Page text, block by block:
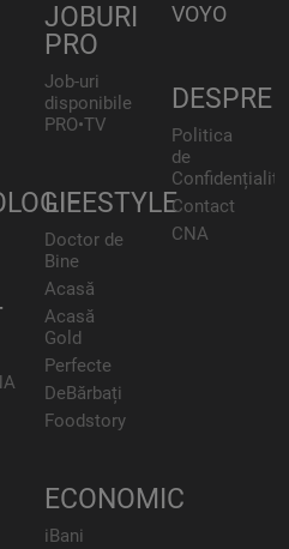
JOBURI
PRO
Job-uri
disponibile
PRO•TV
LIFESTYLE
Doctor de
Bine
Acasă
Acasă
Gold
Perfecte
DeBărbați
Foodstory
ECONOMIC
iBani
VOYO
DESPRE
Politica
de
Contact
CNA